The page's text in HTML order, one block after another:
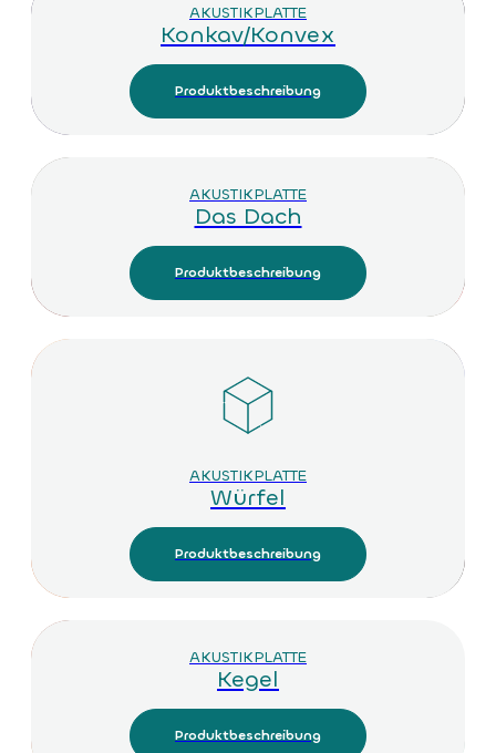
AKUSTIKPLATTE
Konkav/Konvex
Produktbeschreibung
AKUSTIKPLATTE
Das Dach
Produktbeschreibung
AKUSTIKPLATTE
Würfel
Produktbeschreibung
AKUSTIKPLATTE
Kegel
Produktbeschreibung